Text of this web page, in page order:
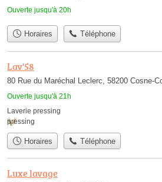
Ouverte jusqu'à 20h
Horaires Téléphone
Lav'58
80 Rue du Maréchal Leclerc, 58200 Cosne-
Ouverte jusqu'à 21h
Laverie pressing
pressing
Horaires Téléphone
Luxe lavage